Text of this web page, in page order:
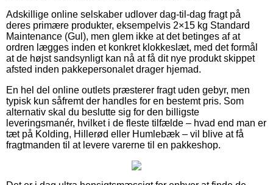
Adskillige online selskaber udlover dag-til-dag fragt på
deres primære produkter, eksempelvis 2×15 kg Standard
Maintenance (Gul), men glem ikke at det betinges af at
ordren lægges inden et konkret klokkeslæt, med det formål
at de højst sandsynligt kan nå at få dit nye produkt skippet
afsted inden pakkepersonalet drager hjemad.
En hel del online outlets præsterer fragt uden gebyr, men
typisk kun såfremt der handles for en bestemt pris. Som
alternativ skal du beslutte sig for den billigste
leveringsmanér, hvilket i de fleste tilfælde – hvad end man er
tæt på Kolding, Hillerød eller Humlebæk – vil blive at få
fragtmanden til at levere varerne til en pakkeshop.